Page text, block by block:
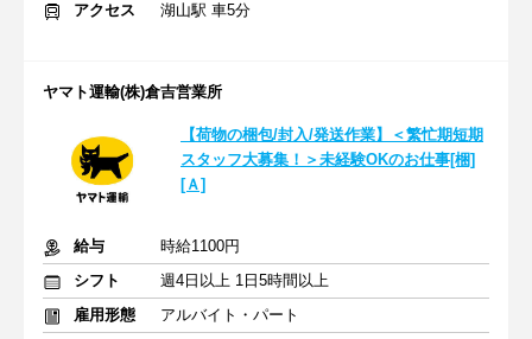
アクセス
湖山駅 車5分
ヤマト運輸(株)倉吉営業所
【荷物の梱包/封入/発送作業】＜繁忙期短期
スタッフ大募集！＞未経験OKのお仕事[梱]
[Ａ]
給与
時給1100円
シフト
週4日以上 1日5時間以上
雇用形態
アルバイト・パート